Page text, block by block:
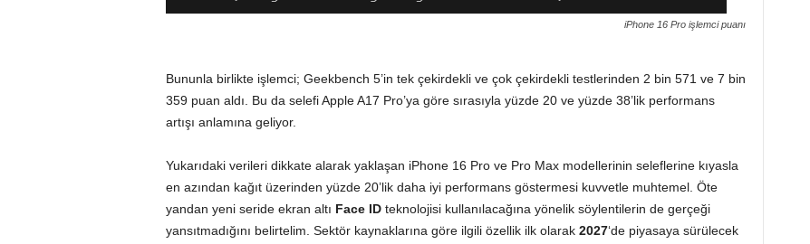
iPhone 16 Pro işlemci puanı
Bununla birlikte işlemci; Geekbench 5’in tek çekirdekli ve çok çekirdekli testlerinden 2 bin 571 ve 7 bin
359 puan aldı. Bu da selefi Apple A17 Pro’ya göre sırasıyla yüzde 20 ve yüzde 38’lik performans
artışı anlamına geliyor.
Yukarıdaki verileri dikkate alarak yaklaşan iPhone 16 Pro ve Pro Max modellerinin seleflerine kıyasla
en azından kağıt üzerinden yüzde 20’lik daha iyi performans göstermesi kuvvetle muhtemel. Öte
yandan yeni seride ekran altı Face IDteknolojisi kullanılacağına yönelik söylentilerin de gerçeği
yansıtmadığını belirtelim. Sektör kaynaklarına göre ilgili özellik ilk olarak 2027‘de piyasaya sürülecek